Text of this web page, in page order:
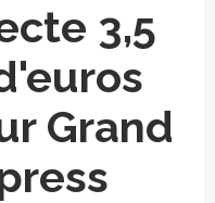
3,5
Grand